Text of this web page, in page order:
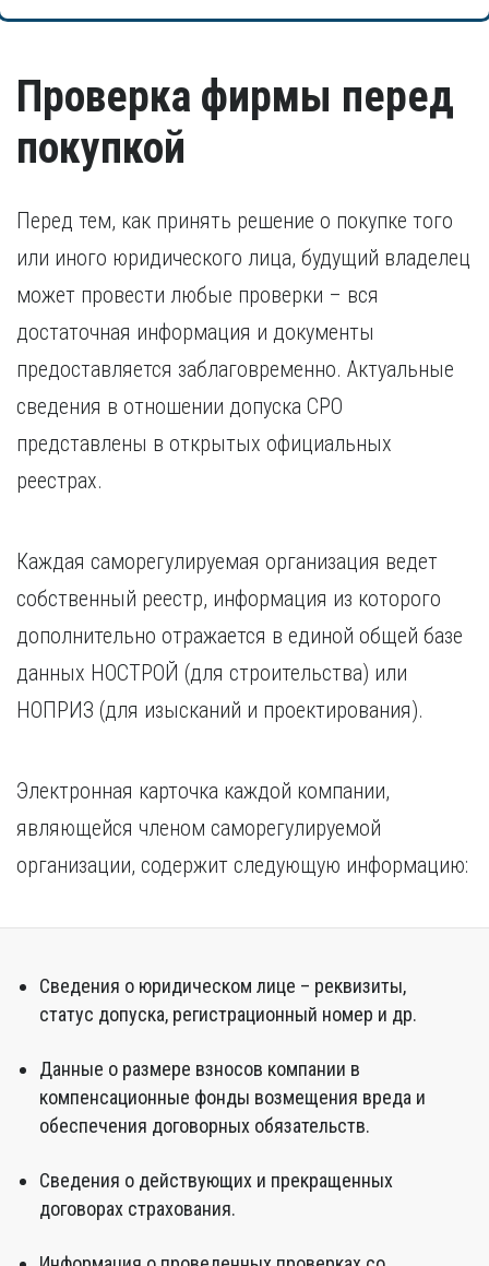
Проверка фирмы перед
покупкой
Перед тем, как принять решение о покупке того
или иного юридического лица, будущий владелец
может провести любые проверки – вся
достаточная информация и документы
предоставляется заблаговременно. Актуальные
сведения в отношении допуска СРО
представлены в открытых официальных
реестрах.
Каждая саморегулируемая организация ведет
собственный реестр, информация из которого
дополнительно отражается в единой общей базе
данных НОСТРОЙ (для строительства) или
НОПРИЗ (для изысканий и проектирования).
Электронная карточка каждой компании,
являющейся членом саморегулируемой
организации, содержит следующую информацию:
Сведения о юридическом лице – реквизиты,
статус допуска, регистрационный номер и др.
Данные о размере взносов компании в
компенсационные фонды возмещения вреда и
обеспечения договорных обязательств.
Сведения о действующих и прекращенных
договорах страхования.